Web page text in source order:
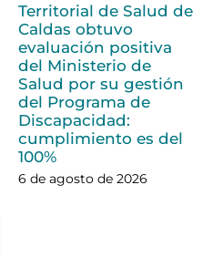
Territorial de Salud de
Caldas obtuvo
evaluación positiva
del Ministerio de
Salud por su gestión
del Programa de
Discapacidad:
cumplimiento es del
100%
6 de agosto de 2026